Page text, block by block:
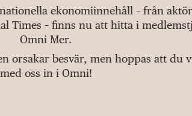
ekonomiinnehåll – från
Times – finns nu att hitta i
Omni Mer.
orsakar besvär, men hoppas att du
med oss in i Omni!